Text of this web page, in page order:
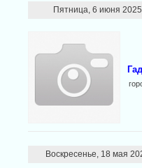
Пятница, 6 июня 2025
Воскресенье, 18 мая